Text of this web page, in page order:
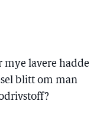
mye lavere hadde
blitt om man